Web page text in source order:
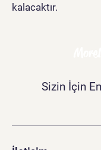
kalacaktır.
Sizin İçin